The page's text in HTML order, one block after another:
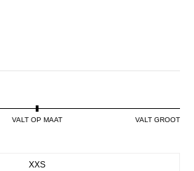
VALT OP MAAT VALT GROOT
XXS